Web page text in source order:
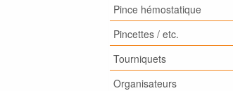
Pince hémostatique
Pincettes / etc.
Tourniquets
Organisateurs